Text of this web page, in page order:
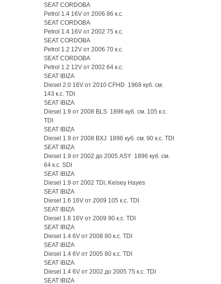
SEAT CORDOBA
Petrol 1.4 16V от 2006 86 к.с.
SEAT CORDOBA
Petrol 1.4 16V от 2002 75 к.с.
SEAT CORDOBA
Petrol 1.2 12V от 2006 70 к.с.
SEAT CORDOBA
Petrol 1.2 12V от 2002 64 к.с.
SEAT IBIZA
Diesel 2.0 16V от 2010 CFHD 1968 куб. см.
143 к.с. TDI
SEAT IBIZA
Diesel 1.9 от 2008 BLS 1896 куб. см. 105 к.с.
TDI
SEAT IBIZA
Diesel 1.9 от 2008 BXJ 1896 куб. см. 90 к.с. TDI
SEAT IBIZA
Diesel 1.9 от 2002 до 2005 ASY 1896 куб. см.
64 к.с. SDI
SEAT IBIZA
Diesel 1.9 от 2002 TDi; Kelsey Hayes
SEAT IBIZA
Diesel 1.6 16V от 2009 105 к.с. TDI
SEAT IBIZA
Diesel 1.6 16V от 2009 90 к.с. TDI
SEAT IBIZA
Diesel 1.4 6V от 2008 80 к.с. TDI
SEAT IBIZA
Diesel 1.4 6V от 2005 80 к.с. TDI
SEAT IBIZA
Diesel 1.4 6V от 2002 до 2005 75 к.с. TDI
SEAT IBIZA